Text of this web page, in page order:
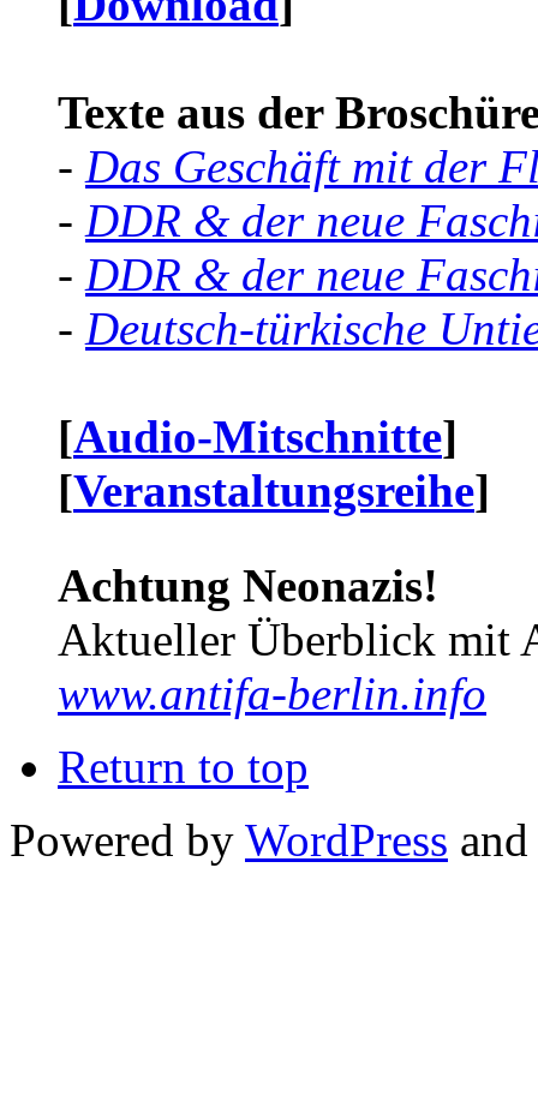
Texte aus der
- Das Geschäft mit der
- DDR & der neue
- DDR & der neue
- Deutsch-türkische
[Audio-Mitschnitte]
[Veranstaltungsreihe]
Achtung Neonazis!
Aktueller Überblick mit
www.antifa-berlin.info
Return to top
Powered by WordPress